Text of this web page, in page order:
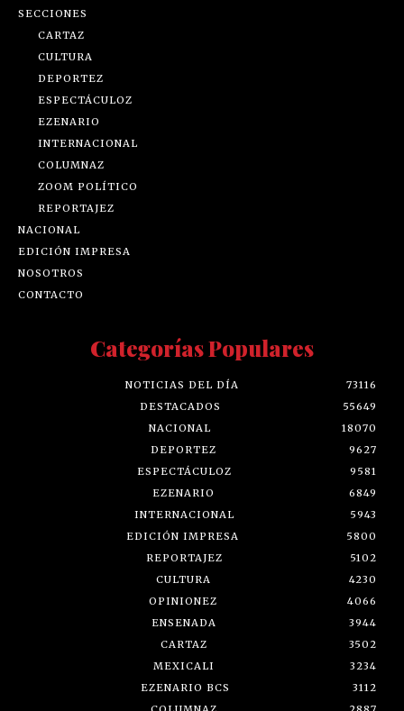
SECCIONES
CARTAZ
CULTURA
DEPORTEZ
ESPECTÁCULOZ
EZENARIO
INTERNACIONAL
COLUMNAZ
ZOOM POLÍTICO
REPORTAJEZ
NACIONAL
EDICIÓN IMPRESA
NOSOTROS
CONTACTO
Categorías Populares
NOTICIAS DEL DÍA
73116
DESTACADOS
55649
NACIONAL
18070
DEPORTEZ
9627
ESPECTÁCULOZ
9581
EZENARIO
6849
INTERNACIONAL
5943
EDICIÓN IMPRESA
5800
REPORTAJEZ
5102
CULTURA
4230
OPINIONEZ
4066
ENSENADA
3944
CARTAZ
3502
MEXICALI
3234
EZENARIO BCS
3112